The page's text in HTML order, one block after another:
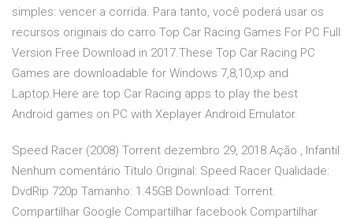
simples: vencer a corrida. Para tanto, você poderá usar os
recursos originais do carro Top Car Racing Games For PC Full
Version Free Download in 2017.These Top Car Racing PC
Games are downloadable for Windows 7,8,10,xp and
Laptop.Here are top Car Racing apps to play the best
Android games on PC with Xeplayer Android Emulator.
Speed Racer (2008) Torrent dezembro 29, 2018 Ação , Infantil
Nenhum comentário Título Original: Speed Racer Qualidade:
DvdRip 720p Tamanho: 1.45GB Download: Torrent.
Compartilhar Google Compartilhar facebook Compartilhar